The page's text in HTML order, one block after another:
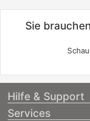
Sie
Hilfe & Support
Services